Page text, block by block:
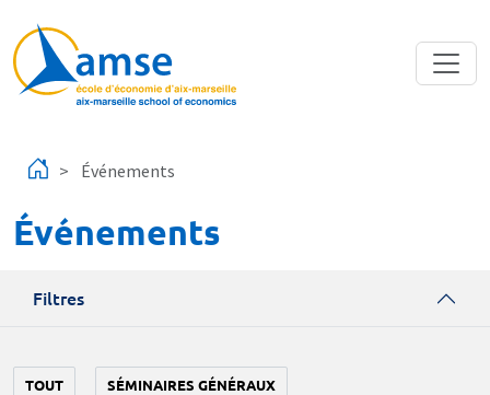
Événements
Événements
Filtres
TOUT SÉMINAIRES GÉNÉRAUX